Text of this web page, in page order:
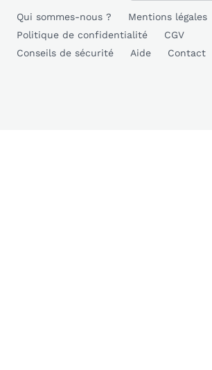
Qui sommes-nous ?
Mentions légales
Politique de confidentialité
CGV
Conseils de sécurité
Aide Contact